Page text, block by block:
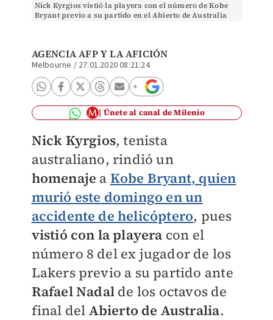
Nick Kyrgios vistió la playera con el número de Kobe
Bryant previo a su partido en el Abierto de Australia
AGENCIA AFP YLA AFICIÓN
Melbourne / 27.01.2020 08:21:24
Únete al canal de Milenio
Nick Kyrgios, tenista
australiano, rindió un
homenaje a Kobe Bryant, quien
murió este domingo en un
accidente de helicóptero, pues
vistió con la playera con el
número 8 del ex jugador de los
Lakers previo a su partido ante
Rafael Nadalde los octavos de
final del Abierto de Australia.